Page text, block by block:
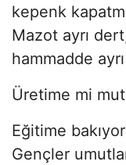
kepenk
Mazot ayrı
hammadde
Üretime mi
Eğitime
Gençler